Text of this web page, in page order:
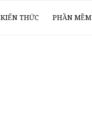
KIẾN THỨC PHẦN MỀM